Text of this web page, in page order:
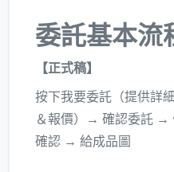
委託基本流
【正式稿】
按下我要委託（提供詳
＆報價）→ 確認委託
確認 → 給成品圖